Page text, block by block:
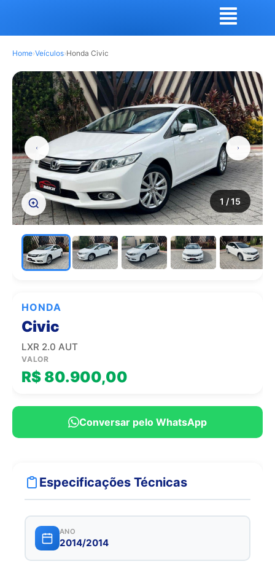
Home›Veículos›Honda Civic
1 / 15
HONDA
Civic
LXR 2.0 AUT
VALOR
R$ 80.900,00
Conversar pelo WhatsApp
Especificações Técnicas
ANO
2014/2014